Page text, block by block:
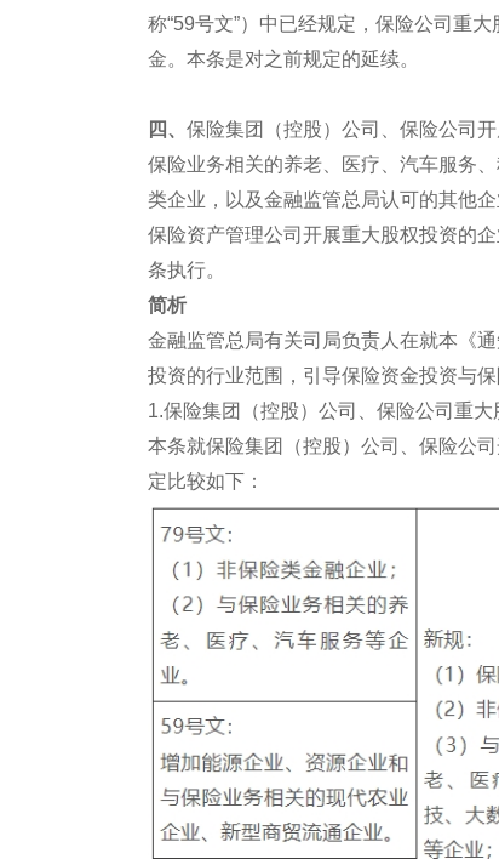
称“59号文”）中已经规定，保险公司重
金。本条是对之前规定的延续。
四、 保险集团（控股）公司、保险公司
保险业务相关的养老、医疗、汽车服务
类企业，以及金融监管总局认可的其他企
保险资产管理公司开展重大股权投资的
条执行。
简析
金融监管总局有关司局负责人在就本《
投资的行业范围，引导保险资金投资与
1.保险集团（控股）公司、保险公司重大
本条就保险集团（控股）公司、保险公
定比较如下：